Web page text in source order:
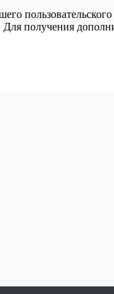
Для получения